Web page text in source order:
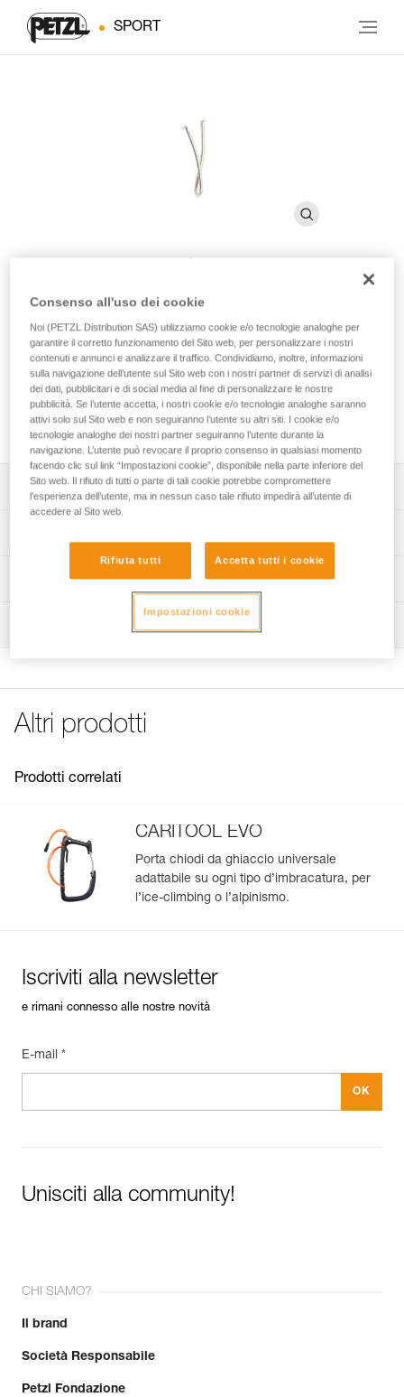
SPORT
Leva filo CARITOOL EVO
Leva filo di ricambio per porta chiodi da ghiaccio
CARITOOL EVO
Leva filo di ricambio per porta chiodi da ghiaccio CARITOOL
EVO.
Descrizione
EVO commercializzati dal 2022 (P043AA00 e P043AB00).
Dettagli codice
Codice : P040AA00
Informazioni tecniche
Altri prodotti
Prodotti correlati
CARITOOL EVO
Porta chiodi da ghiaccio universale
adattabile su ogni tipo d’imbracatura, per
l’ice-climbing o l’alpinismo.
Iscriviti alla newsletter
e rimani connesso alle nostre novità
E-mail *
Unisciti alla community!
CHI SIAMO?
Il brand
Società Responsabile
Petzl Fondazione
Consenso all'uso dei cookie
Noi (PETZL Distribution SAS) utilizziamo cookie e/o tecnologie analoghe per
garantire il corretto funzionamento del Sito web, per personalizzare i nostri
contenuti e annunci e analizzare il traffico. Condividiamo, inoltre, informazioni
sulla navigazione dell’utente sul Sito web con i nostri partner di servizi di analisi
dei dati, pubblicitari e di social media al fine di personalizzare le nostre
pubblicità. Se l’utente accetta, i nostri cookie e/o tecnologie analoghe saranno
attivi solo sul Sito web e non seguiranno l’utente su altri siti. I cookie e/o
tecnologie analoghe dei nostri partner seguiranno l’utente durante la
navigazione. L’utente può revocare il proprio consenso in qualsiasi momento
facendo clic sul link “Impostazioni cookie”, disponibile nella parte inferiore del
Sito web. Il rifiuto di tutti o parte di tali cookie potrebbe compromettere
l’esperienza dell’utente, ma in nessun caso tale rifiuto impedirà all’utente di
accedere al Sito web.
Rifiuta tutti Accetta tutti i cookie
Impostazioni cookie